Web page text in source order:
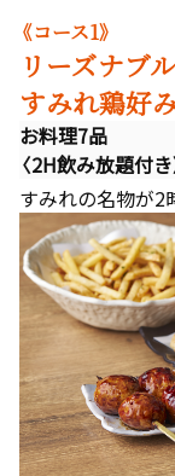
《コース1》
リーズナブ
すみれ鶏好
お料理7品
〈2H飲み放題付
すみれの名物が2